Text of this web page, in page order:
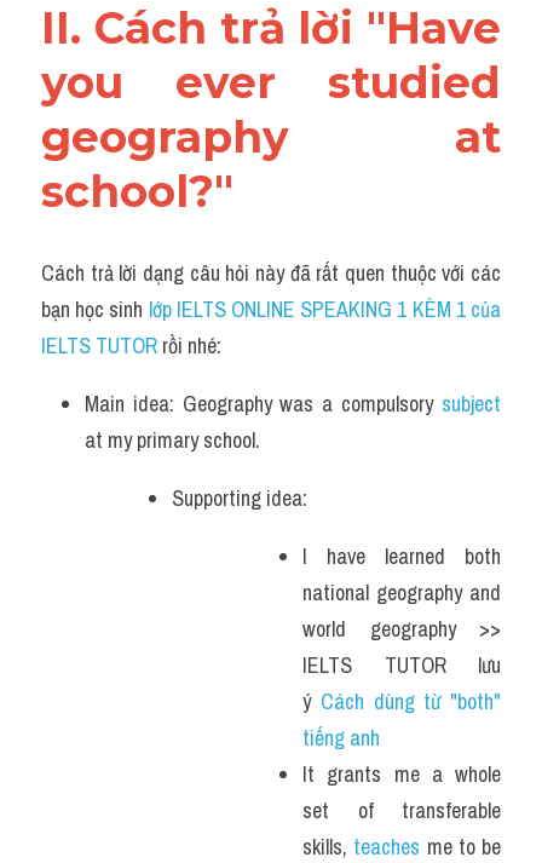
II. Cách trả lời "Have
you ever studied
geography at
school?"
Cách trả lời dạng câu hỏi này đã rất quen thuộc với các
bạn học sinh lớp IELTS ONLINE SPEAKING 1 KÈM 1 của
IELTS TUTOR rồi nhé:
Main idea: Geography was a compulsory subject
at my primary school.
Supporting idea:
I have learned both
national geography and
world geography >>
IELTS TUTOR lưu
ý Cách dùng từ "both"
tiếng anh
It grants me a whole
set of transferable
skills, teaches me to be